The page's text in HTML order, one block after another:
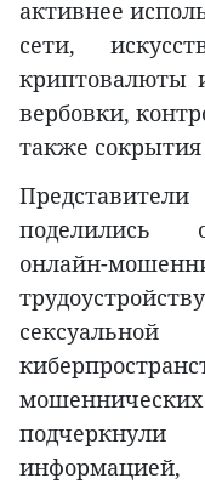
активнее
сети,
криптовалюты
вербовки,
также
поделились
онлайн-